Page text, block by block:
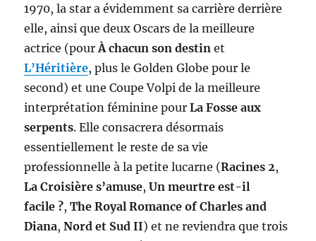
1970, la star a évidemment sa carrière derrière
elle, ainsi que deux Oscars de la meilleure
actrice (pourÀ chacun son destin et
L’Héritière, plus le Golden Globe pour le
second) et une Coupe Volpi de la meilleure
interprétation féminine pourLa Fosse aux
serpents. Elle consacrera désormais
essentiellement le reste de sa vie
professionnelle à la petite lucarne (Racines 2,
La Croisière s’amuse,Un meurtre est-il
facile ?,The Royal Romance of Charles and
Diana,Nord et Sud II) et ne reviendra que trois